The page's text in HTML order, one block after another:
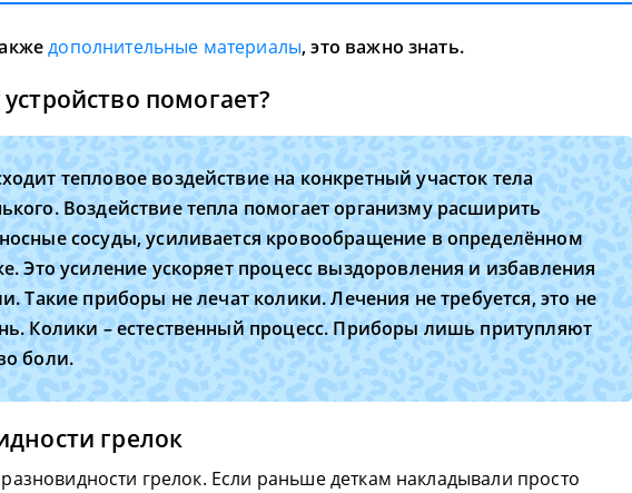
дополнительные материалы, это важно знать.
помогает?
тепловое воздействие на конкретный участок тела
Воздействие тепла помогает организму расширить
сосуды, усиливается кровообращение в определённом
Это усиление ускоряет процесс выздоровления и избавления
Такие приборы не лечат колики. Лечения не требуется, это не
Колики – естественный процесс. Приборы лишь притупляют
боли.
грелок
грелок. Если раньше деткам накладывали просто